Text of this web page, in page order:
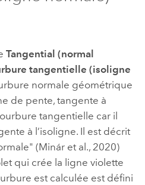
Tangential (normal
tangentielle (isoligne
normale géométrique
de pente, tangente à
tangentielle car il
à l’isoligne. Il est décrit
(Minár et al., 2020)
qui crée la ligne violette
est calculée est défini